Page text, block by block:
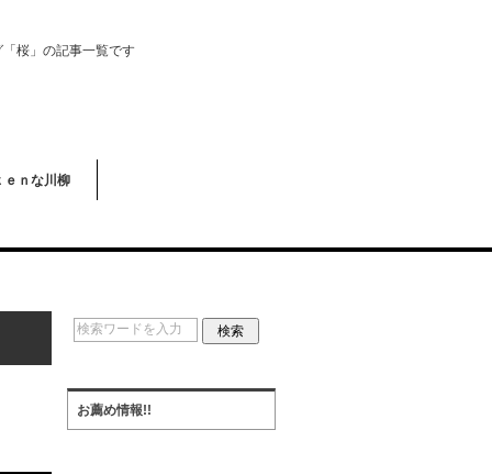
「桜」の記事一覧です
ｅｎな川柳
お薦め情報!!